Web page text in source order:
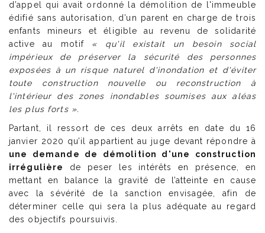
d’appel qui avait ordonné la démolition de l'immeuble
édifié sans autorisation, d’un parent en charge de trois
enfants mineurs et éligible au revenu de solidarité
active au motif « qu'il existait un besoin social
impérieux de préserver la sécurité des personnes
exposées à un risque naturel d'inondation et d'éviter
toute construction nouvelle ou reconstruction à
l'intérieur des zones inondables soumises aux aléas
les plus forts ».
Partant, il ressort de ces deux arrêts en date du 16
janvier 2020 qu’il appartient au juge devant répondre à
une demande de démolition d'une construction
irrégulière
de peser les intérêts en présence, en
mettant en balance la gravité de l’atteinte en cause
avec la sévérité de la sanction envisagée, afin de
déterminer celle qui sera la plus adéquate au regard
des objectifs poursuivis.